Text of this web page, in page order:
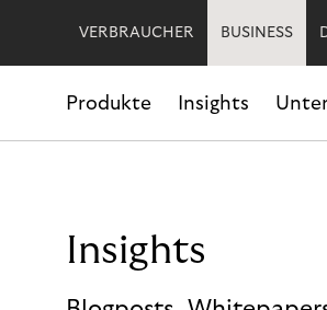
VERBRAUCHER BUSINESS
Produkte Insights
Insights